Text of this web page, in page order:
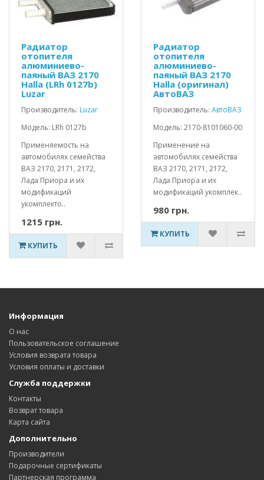
Радиатор
отопителя
алюминиево-
паяный ВАЗ 2170
Halla (LRh 0127b)
Luzar
Производитель: Luzar
Модель: LRh 0127b
Применяемость на
автомобилях семейства
ВАЗ 2170, 2171, 2172,
Лада Приора и их
модификаций
укомплекто..
1215 грн.
КУПИТЬ
Радиатор
отопителя
алюминиево-
паяный ВАЗ 2170
Halla (оригинал)
АвтоВАЗ
Производитель: АвтоВАЗ
Модель: 2170-8101060-00
Применение на
автомобилях семейства
ВАЗ 2170, 2171, 2172,
Лада Приора и их
модификаций укомплек..
980 грн.
КУПИТЬ
Информация
О нас
Пользовательское соглашение
Условия возврата товара
Условия оплаты и доставки
Служба поддержки
Контакты
Возврат товара
Карта сайта
Дополнительно
Производители
Подарочные сертификаты
Партнерская программа